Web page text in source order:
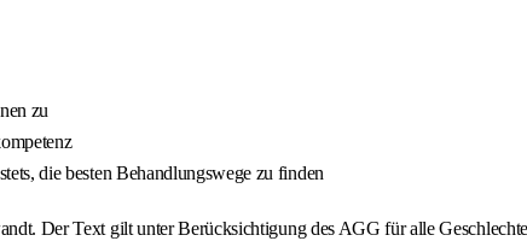
zu
die besten Behandlungswege zu finden
Der Text gilt unter Berücksichtigung des AGG für alle